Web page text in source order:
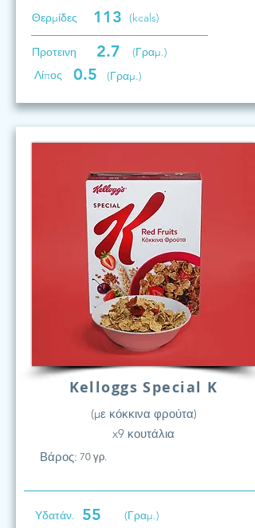
Θερμίδες 113 (kcals)
Προτεινη 2.7
(Γραμ.)
Λίπος
0.5 (Γραμ.)
Kelloggs Special K
(με κόκκινα φρούτα)
x9 κουτάλια
Βάρος: 70 γρ.
Υδατάν. 55 (Γραμ.)